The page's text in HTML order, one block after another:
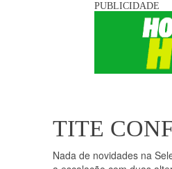
PUBLICIDADE
TITE
Nada de novidades na